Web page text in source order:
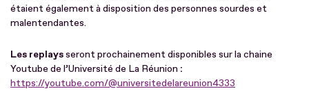
étaient également à disposition des personnes sourdes et
malentendantes.
Les replaysseront prochainement disponibles sur la chaine
Youtube de l’Université de La Réunion :
https://youtube.com/@universitedelareunion4333